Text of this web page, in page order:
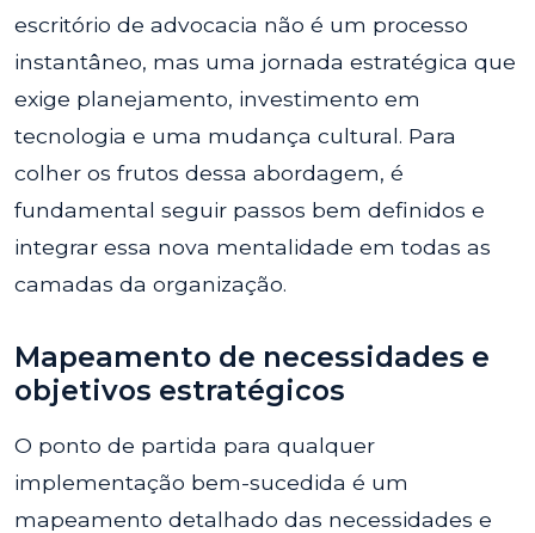
escritório de advocacia não é um processo
instantâneo, mas uma jornada estratégica que
exige planejamento, investimento em
tecnologia e uma mudança cultural. Para
colher os frutos dessa abordagem, é
fundamental seguir passos bem definidos e
integrar essa nova mentalidade em todas as
camadas da organização.
Mapeamento de necessidades e
objetivos estratégicos
O ponto de partida para qualquer
implementação bem-sucedida é um
mapeamento detalhado das necessidades e